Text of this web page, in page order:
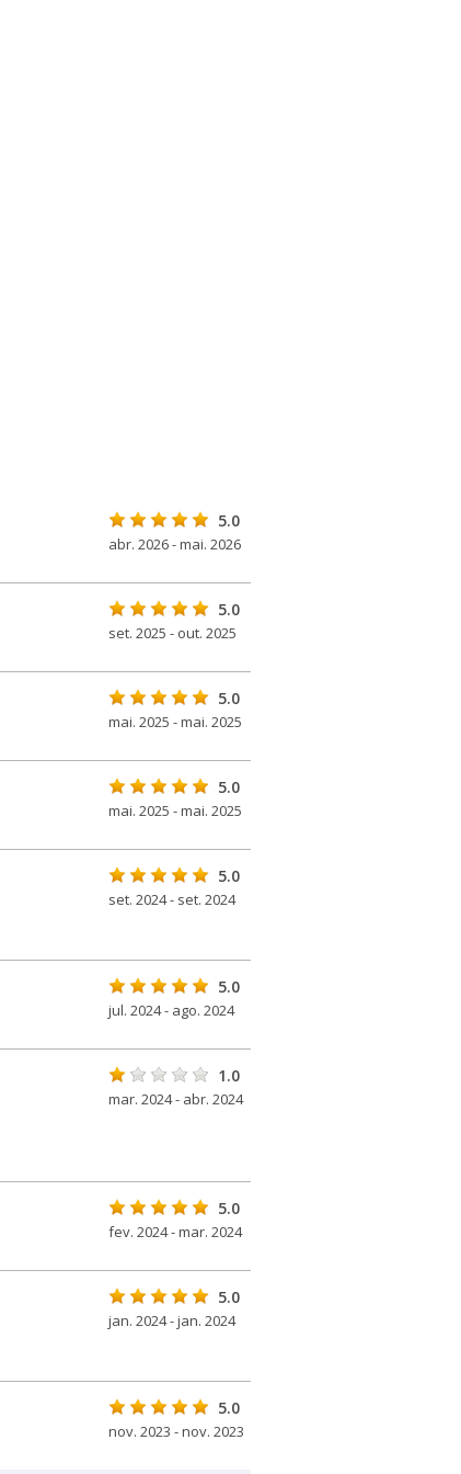
5.0
abr. 2026 - mai. 2026
5.0
set. 2025 - out. 2025
5.0
mai. 2025 - mai. 2025
5.0
mai. 2025 - mai. 2025
5.0
set. 2024 - set. 2024
5.0
jul. 2024 - ago. 2024
1.0
mar. 2024 - abr. 2024
5.0
fev. 2024 - mar. 2024
5.0
jan. 2024 - jan. 2024
5.0
nov. 2023 - nov. 2023